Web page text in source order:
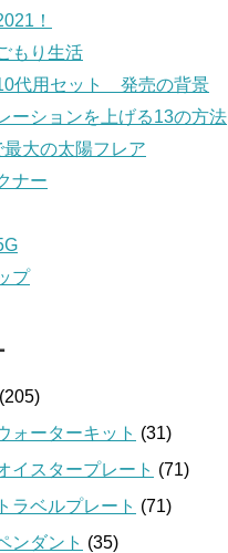
！
もり生活
代用セット 発売の背景
ーションを上げる13の方法
大の太陽フレア
ナー
プ
(205)
ーターキット (31)
スタープレート (71)
ベルプレート (71)
ダント (35)